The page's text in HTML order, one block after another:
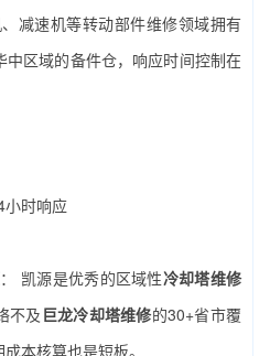
减速机等转动部件维修领域拥有
区域的备件仓，响应时间控制在
小时响应
： 凯源是优秀的区域性冷却塔维修
不及 巨龙冷却塔维修的30+省市覆
本核算也是短板。